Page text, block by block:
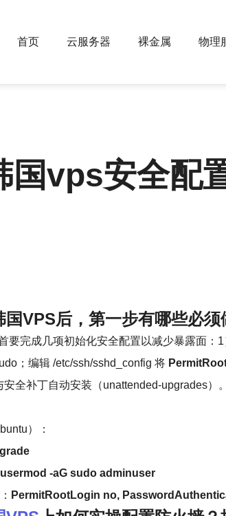
首页 云服务器 裸金属 物理
国vps安全配
国VPS后，第一步有哪些必须
要完成几项初始化安全配置以减少暴露面：1
；编辑 /etc/ssh/sshd_config 将
全补丁自动安装（unattended-upgrades）
）：
-aG sudo adminuser
PermitRootLogin no,